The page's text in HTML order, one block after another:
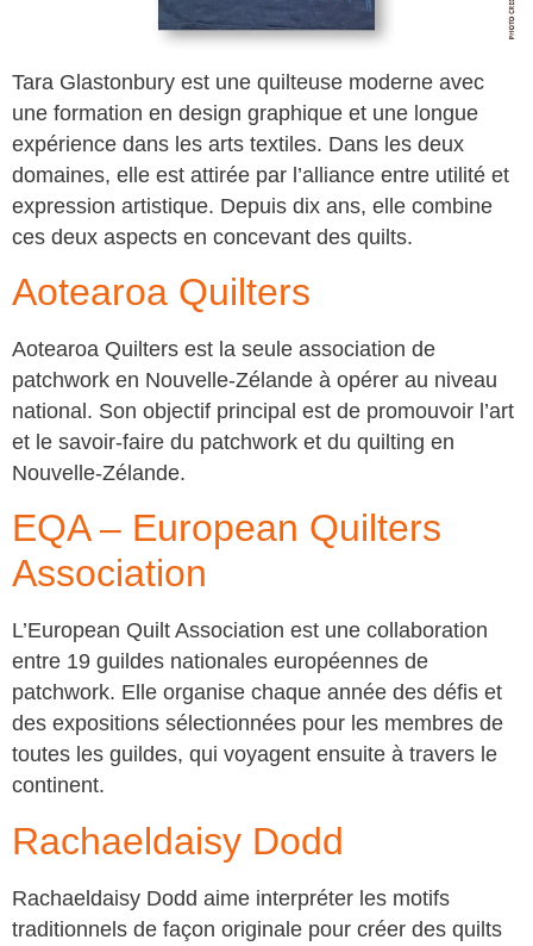
Tara Glastonbury est une quilteuse moderne avec
une formation en design graphique et une longue
expérience dans les arts textiles. Dans les deux
domaines, elle est attirée par l’alliance entre utilité et
expression artistique. Depuis dix ans, elle combine
ces deux aspects en concevant des quilts.
Aotearoa Quilters
Aotearoa Quilters est la seule association de
patchwork en Nouvelle-Zélande à opérer au niveau
national. Son objectif principal est de promouvoir l’art
et le savoir-faire du patchwork et du quilting en
Nouvelle-Zélande.
EQA – European Quilters
Association
L’European Quilt Association est une collaboration
entre 19 guildes nationales européennes de
patchwork. Elle organise chaque année des défis et
des expositions sélectionnées pour les membres de
toutes les guildes, qui voyagent ensuite à travers le
continent.
Rachaeldaisy Dodd
Rachaeldaisy Dodd aime interpréter les motifs
traditionnels de façon originale pour créer des quilts